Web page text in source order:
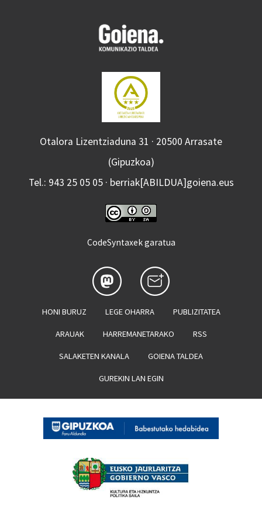
Otalora Lizentziaduna 31 · 20500 Arrasate
(Gipuzkoa)
Tel.: 943 25 05 05 · berriak[ABILDUA]goiena.eus
CodeSyntaxek garatua
HONI BURUZ LEGE OHARRA PUBLIZITATEA
ARAUAK HARREMANETARAKO RSS
SALAKETEN KANALA GOIENA TALDEA
GUREKIN LAN EGIN